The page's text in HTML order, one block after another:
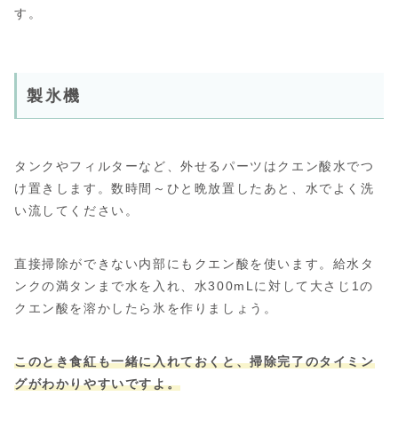
す。
製氷機
タンクやフィルターなど、外せるパーツはクエン酸水でつ
け置きします。数時間～ひと晩放置したあと、水でよく洗
い流してください。
直接掃除ができない内部にもクエン酸を使います。給水タ
ンクの満タンまで水を入れ、水300mLに対して大さじ1の
クエン酸を溶かしたら氷を作りましょう。
このとき食紅も一緒に入れておくと、掃除完了のタイミン
グがわかりやすいですよ。